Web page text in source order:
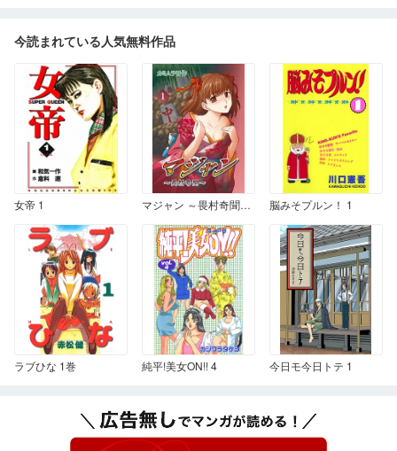
今読まれている人気無料作品
女帝 1 マジャン ～畏村奇聞～ 1 脳みそプルン！ 1
ラブひな 1巻 純平!美女ON!! 4 今日モ今日トテ 1